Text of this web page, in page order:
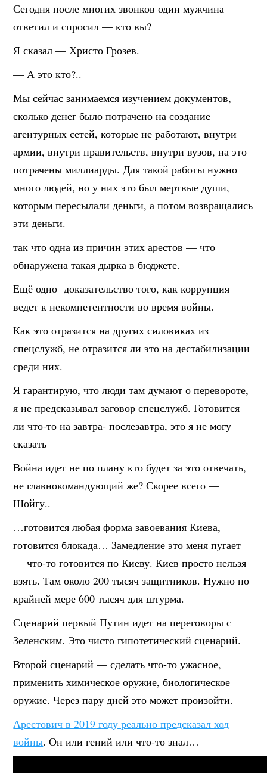
Сегодня после многих звонков один мужчина
ответил и спросил — кто вы?
Я сказал — Христо Грозев.
— А это кто?..
Мы сейчас занимаемся изучением документов,
сколько денег было потрачено на создание
агентурных сетей, которые не работают, внутри
армии, внутри правительств, внутри вузов, на это
потрачены миллиарды. Для такой работы нужно
много людей, но у них это был мертвые души,
которым пересылали деньги, а потом возвращались
эти деньги.
так что одна из причин этих арестов — что
обнаружена такая дырка в бюджете.
Ещё одно доказательство того, как коррупция
ведет к некомпетентности во время войны.
Как это отразится на других силовиках из
спецслужб, не отразится ли это на дестабилизации
среди них.
Я гарантирую, что люди там думают о перевороте,
я не предсказывал заговор спецслужб. Готовится
ли что-то на завтра- послезавтра, это я не могу
сказать
Война идет не по плану кто будет за это отвечать,
не главнокомандующий же? Скорее всего —
Шойгу..
…готовится любая форма завоевания Киева,
готовится блокада… Замедление это меня пугает
— что-то готовится по Киеву. Киев просто нельзя
взять. Там около 200 тысяч защитников. Нужно по
крайней мере 600 тысяч для штурма.
Сценарий первый Путин идет на переговоры с
Зеленским. Это чисто гипотетический сценарий.
Второй сценарий — сделать что-то ужасное,
применить химическое оружие, биологическое
оружие. Через пару дней это может произойти.
Арестович в 2019 году реально предсказал ход
войны. Он или гений или что-то знал…